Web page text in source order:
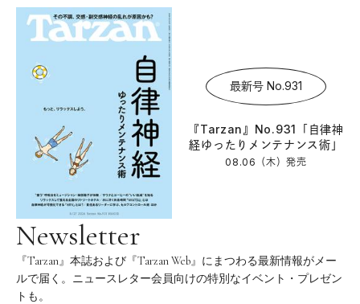
最新号 No.931
『Tarzan』No.931「自律神
経ゆったりメンテナンス術」
08.06（木）発売
Newsletter
『Tarzan』本誌および『Tarzan Web』にまつわる最新情報がメー
ルで届く。ニュースレター会員向けの特別なイベント・プレゼン
トも。